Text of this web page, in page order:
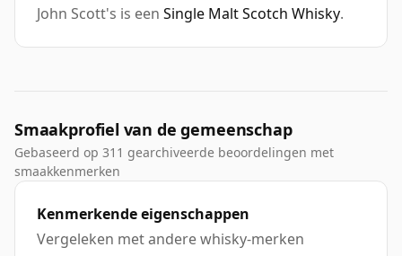
John Scott's is een Single Malt Scotch Whisky.
Smaakprofiel van de gemeenschap
Gebaseerd op 311 gearchiveerde beoordelingen met
smaakkenmerken
Kenmerkende eigenschappen
Vergeleken met andere whisky-merken